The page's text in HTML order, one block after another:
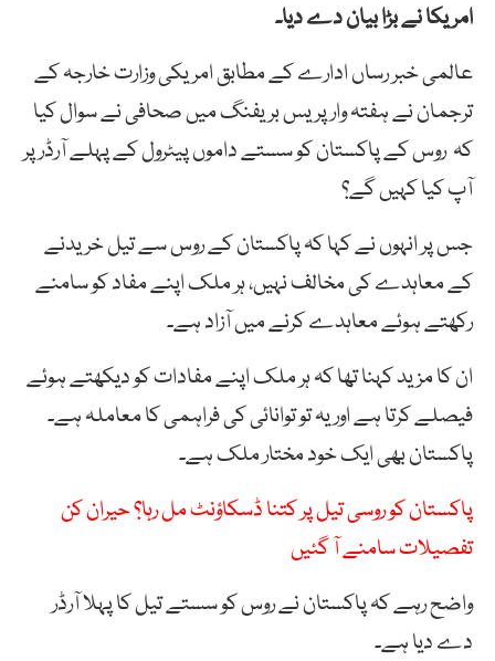
امریکا نے بڑا بیان دے دیا۔
عالمی خبر رساں ادارے کے مطابق امریکی وزارت خارجہ کے
ترجمان نے ہفتہ وار پریس بریفنگ میں صحافی نے سوال کیا
کہ روس کے پاکستان کو سستے داموں پیٹرول کے پہلے آرڈر پر
آپ کیا کہیں گے؟
جس پر انہوں نے کہا کہ پاکستان کے روس سے تیل خریدنے
کے معاہدے کی مخالف نہیں، ہر ملک اپنے مفاد کو سامنے
رکھتے ہوئے معاہدے کرنے میں آزاد ہے۔
ان کا مزید کہنا تھا کہ ہر ملک اپنے مفادات کو دیکھتے ہوئے
فیصلے کرتا ہے اور یہ تو توانائی کی فراہمی کا معاملہ ہے۔
پاکستان بھی ایک خود مختار ملک ہے۔
پاکستان کو روسی تیل پر کتنا ڈسکاؤنٹ مل رہا؟ حیران کن
تفصیلات سامنے آ گئیں
واضح رہے کہ پاکستان نے روس کو سستے تیل کا پہلا آرڈر
دے دیا ہے۔